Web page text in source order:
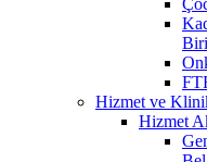
Hizmet ve
Hizmet